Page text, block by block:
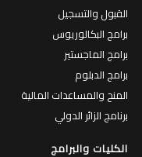
القبول والتسجيل
برامج البكالوريوس
برامج الماجستير
برامج الدبلوم
المنح والمساعدات المالية
برنامج الزائر الدولي
الكليات والبرامج